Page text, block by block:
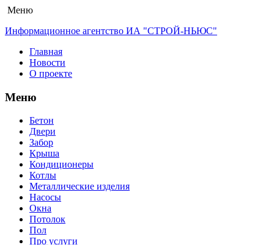
Меню
Информационное агентство ИА "СТРОЙ-НЬЮС"
Главная
Новости
О проекте
Меню
Бетон
Двери
Забор
Крыша
Кондиционеры
Котлы
Металлические изделия
Насосы
Окна
Потолок
Пол
Про услуги